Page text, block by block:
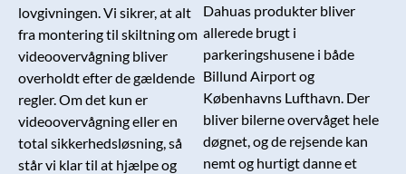
lovgivningen. Vi sikrer, at alt
fra montering til skiltning om
videoovervågning bliver
overholdt efter de gældende
regler. Om det kun er
videoovervågning eller en
total sikkerhedsløsning, så
står vi klar til at hjælpe og
Dahuas produkter bliver
allerede brugt i
parkeringshusene i både
Billund Airport og
Københavns Lufthavn. Der
bliver bilerne overvåget hele
døgnet, og de rejsende kan
nemt og hurtigt danne et